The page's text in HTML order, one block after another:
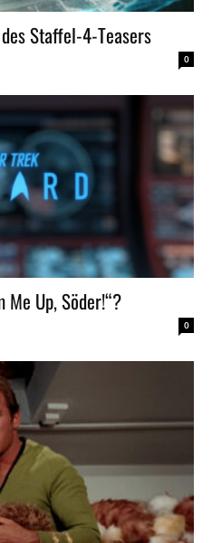
Staffel-4-Teasers
0
Up, Söder!“?
0